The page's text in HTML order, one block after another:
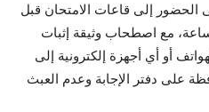
الحضور إلى قاعات الامتحان قبل
مع اصطحاب وثيقة إثبات
أو أي أجهزة إلكترونية إلى
على دفتر الإجابة وعدم العبث